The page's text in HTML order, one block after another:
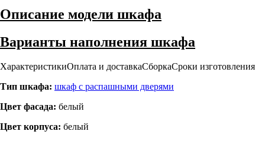
Описание модели шкафа
Варианты наполнения шкафа
ХарактеристикиОплата и доставкаСборкаСроки изготовления
Тип шкафа: шкаф с распашными дверями
Цвет фасада: белый
Цвет корпуса: белый